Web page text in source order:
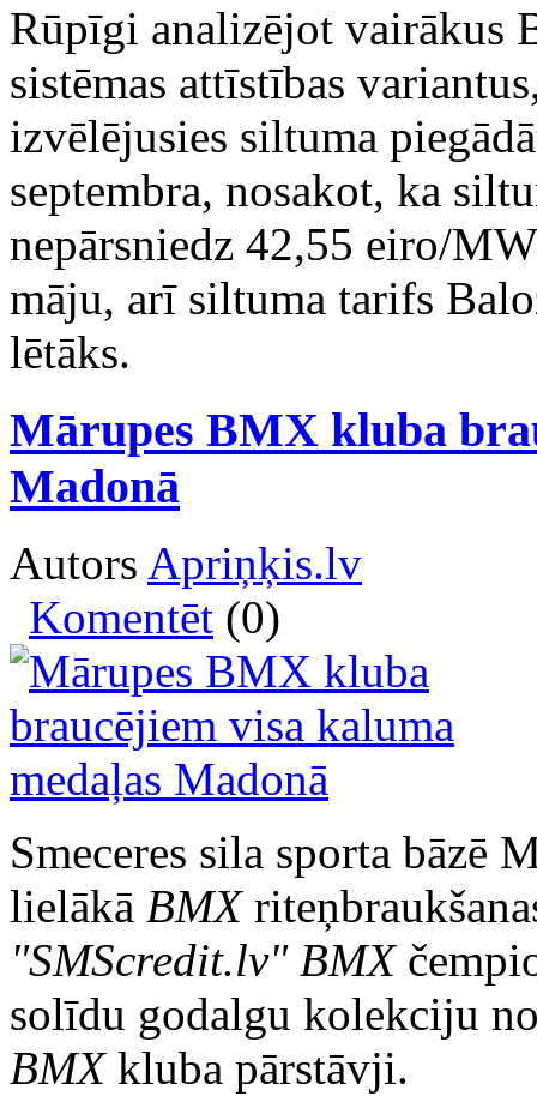
Rūpīgi analizējot vairākus
sistēmas attīstības
izvēlējusies siltuma
septembra, nosakot, ka
nepārsniedz 42,55 eiro/
māju, arī siltuma tarifs
lētāks.
Mārupes BMX kluba
Madonā
Autors Apriņķis.lv
Komentēt (0)
Smeceres sila sporta bāzē
lielākā BMX
"SMScredit.lv" BMX
solīdu godalgu kolekciju
BMXkluba pārstāvji.